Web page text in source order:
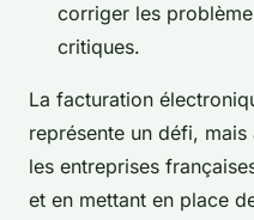
corriger les
critiques.
La facturation
représente un défi,
les entreprises
et en mettant en place